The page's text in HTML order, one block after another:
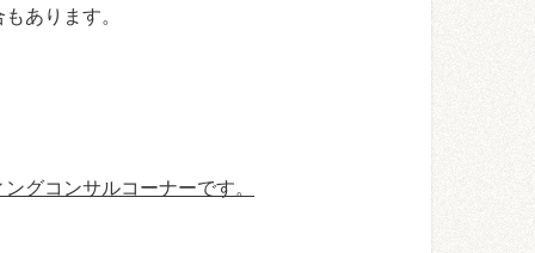
あります。
グコンサルコーナーです。